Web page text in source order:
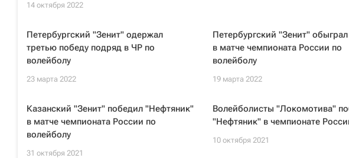
14 октября 2022
Петербургский "Зенит" одержал
третью победу подряд в ЧР по
волейболу
23 марта 2022
Петербургский "Зенит"
в матче чемпионата России по
волейболу
19 марта 2022
Казанский "Зенит" победил "Нефтяник"
в матче чемпионата России по
волейболу
31 октября 2021
Волейболисты "Локомотива"
"Нефтяник" в чемпионате
10 октября 2021